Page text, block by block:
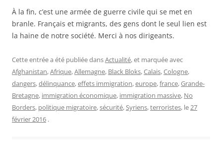
À la fin, c’est une armée de guerre civile qui se met en
branle. Français et migrants, des gens dont le seul lien est
la haine de notre société. Merci à nos dirigeants.
Cette entrée a été publiée dansActualité, et marquée avec
Afghanistan,Afrique,Allemagne, Black Bloks,Calais,Cologne,
dangers,délinquance,effets immigration,europe,france,Grande-
Bretagne, immigration économique, immigration massive, No
Borders, politique migratoire,sécurité,Syriens,terroristes, le27
février 2016 .